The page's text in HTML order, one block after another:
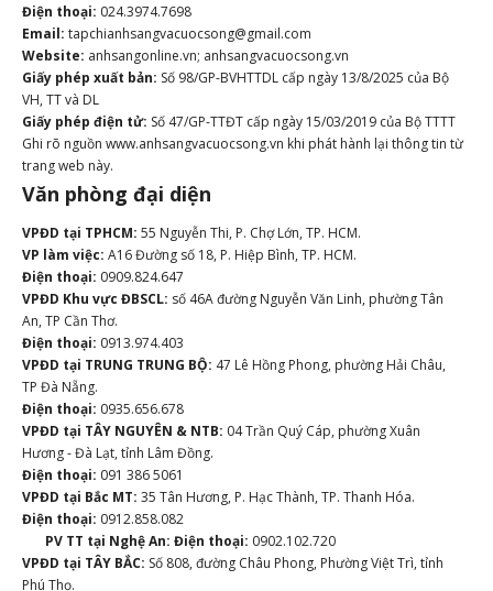
Điện thoại: 024.3974.7698
Email: tapchianhsangvacuocsong@gmail.com
Website: anhsangonline.vn; anhsangvacuocsong.vn
Giấy phép xuất bản: Số 98/GP-BVHTTDL cấp ngày 13/8/2025 của Bộ
VH, TT và DL
Giấy phép điện tử: Số 47/GP-TTĐT cấp ngày 15/03/2019 của Bộ TTTT
Ghi rõ nguồn www.anhsangvacuocsong.vn khi phát hành lại thông tin từ
trang web này.
Văn phòng đại diện
VPĐD tại TPHCM: 55 Nguyễn Thi, P. Chợ Lớn, TP. HCM.
VP làm việc: A16 Đường số 18, P. Hiệp Bình, TP. HCM.
Điện thoại: 0909.824.647
VPĐD Khu vực ĐBSCL: số 46A đường Nguyễn Văn Linh, phường Tân
An, TP Cần Thơ.
Điện thoại: 0913.974.403
VPĐD tại TRUNG TRUNG BỘ: 47 Lê Hồng Phong, phường Hải Châu,
TP Đà Nẵng.
Điện thoại: 0935.656.678
VPĐD tại TÂY NGUYÊN & NTB: 04 Trần Quý Cáp, phường Xuân
Hương - Đà Lạt, tỉnh Lâm Đồng.
Điện thoại: 091 386 5061
VPĐD tại Bắc MT: 35 Tân Hương, P. Hạc Thành, TP. Thanh Hóa.
Điện thoại: 0912.858.082
PV TT tại Nghệ An: Điện thoại: 0902.102.720
VPĐD tại TÂY BẮC: Số 808, đường Châu Phong, Phường Việt Trì, tỉnh
Phú Thọ.